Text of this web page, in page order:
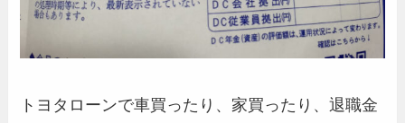
トヨタローンで車買ったり、家買ったり、退職金